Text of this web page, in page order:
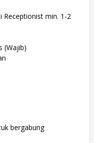
Receptionist min. 1-2
(Wajib)
bergabung